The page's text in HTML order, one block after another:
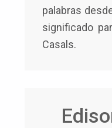
palabras
significado
Casals.